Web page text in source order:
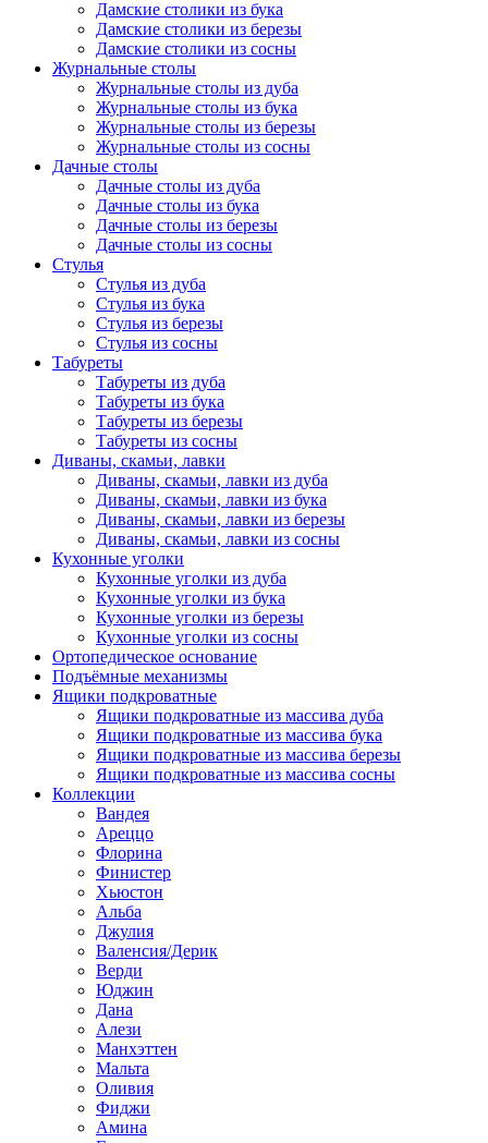
Дамские столики из бука
Дамские столики из березы
Дамские столики из сосны
Журнальные столы
Журнальные столы из дуба
Журнальные столы из бука
Журнальные столы из березы
Журнальные столы из сосны
Дачные столы
Дачные столы из дуба
Дачные столы из бука
Дачные столы из березы
Дачные столы из сосны
Стулья
Стулья из дуба
Стулья из бука
Стулья из березы
Стулья из сосны
Табуреты
Табуреты из дуба
Табуреты из бука
Табуреты из березы
Табуреты из сосны
Диваны, скамьи, лавки
Диваны, скамьи, лавки из дуба
Диваны, скамьи, лавки из бука
Диваны, скамьи, лавки из березы
Диваны, скамьи, лавки из сосны
Кухонные уголки
Кухонные уголки из дуба
Кухонные уголки из бука
Кухонные уголки из березы
Кухонные уголки из сосны
Ортопедическое основание
Подъёмные механизмы
Ящики подкроватные
Ящики подкроватные из массива дуба
Ящики подкроватные из массива бука
Ящики подкроватные из массива березы
Ящики подкроватные из массива сосны
Коллекции
Вандея
Ареццо
Флорина
Финистер
Хьюстон
Альба
Джулия
Валенсия/Дерик
Верди
Юджин
Дана
Алези
Манхэттен
Мальта
Оливия
Фиджи
Амина